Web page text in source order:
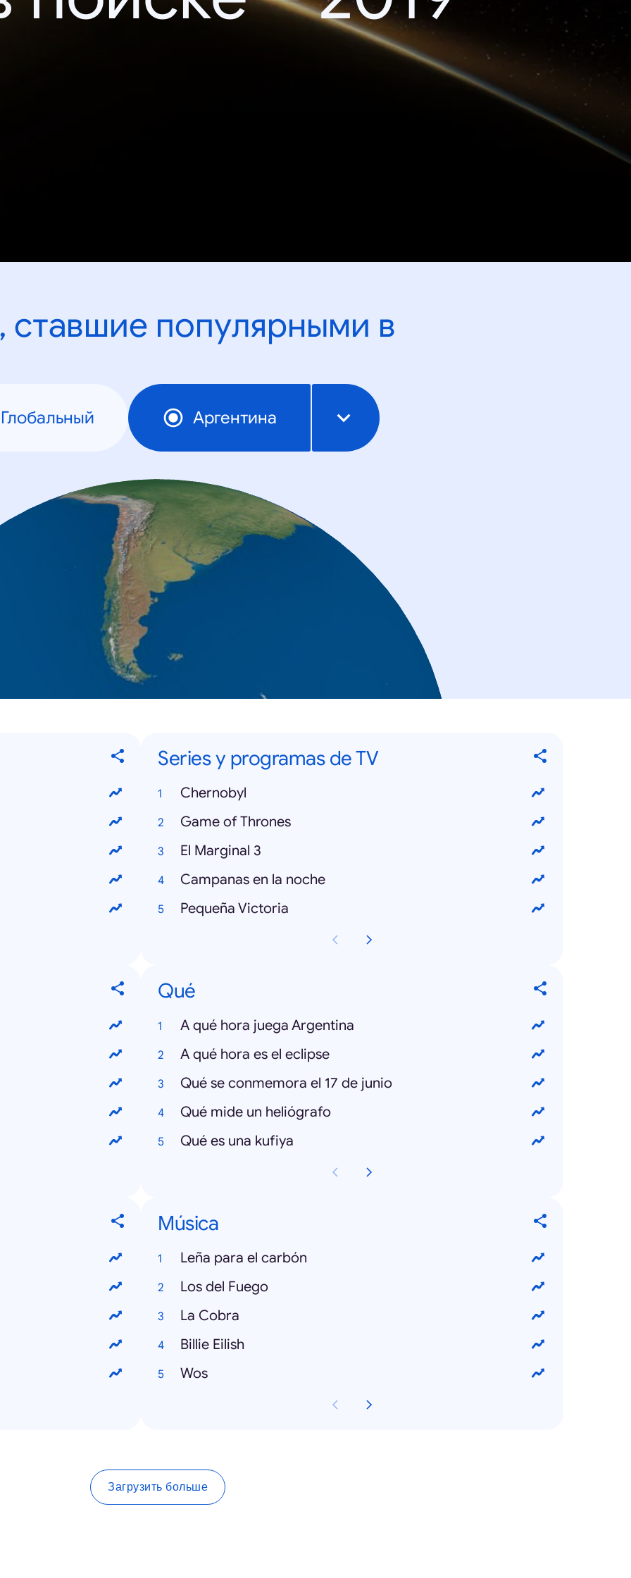
ставшие популярными в
Глобальный Аргентина
Series y programas de TV
Chernobyl
Game of Thrones
El Marginal 3
Campanas en la noche
Pequeña Victoria
Qué
A qué hora juega Argentina
A qué hora es el eclipse
Qué se conmemora el 17 de junio
Qué mide un heliógrafo
Qué es una kufiya
Música
Leña para el carbón
Los del Fuego
La Cobra
Billie Eilish
Wos
Загрузить больше